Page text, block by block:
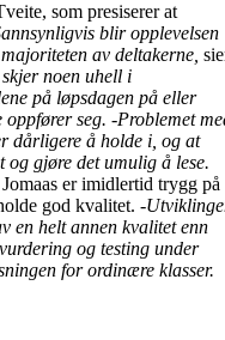
som presiserer at
blir opplevelsen
av deltakerne,
noen uhell i
på løpsdagen på eller
seg. -Problemet
dårligere å holde i, og at
og gjøre det umulig å lese.
er imidlertid trygg på
god kvalitet. -
en helt annen kvalitet enn
og testing under
for ordinære klasser.